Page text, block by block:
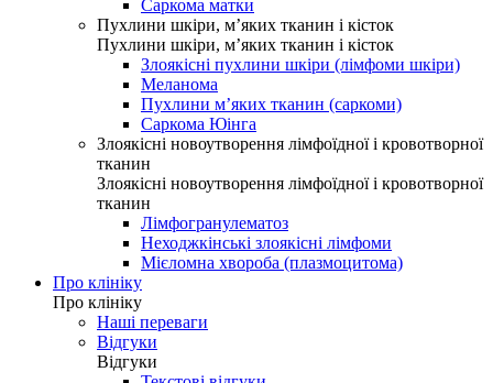
Саркома матки
Пухлини шкіри, м’яких тканин і кісток
Пухлини шкіри, м’яких тканин і кісток
Злоякісні пухлини шкіри (лімфоми шкіри)
Меланома
Пухлини м’яких тканин (саркоми)
Саркома Юінга
Злоякісні новоутворення лімфоїдної і кровотворної
тканин
Злоякісні новоутворення лімфоїдної і кровотворної
тканин
Лімфогранулематоз
Неходжкінські злоякісні лімфоми
Мієломна хвороба (плазмоцитома)
Про клініку
Про клініку
Наші переваги
Відгуки
Відгуки